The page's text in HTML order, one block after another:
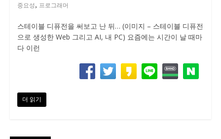
중요성 , 프로그래머
스테이블 디퓨전을 써보고 난 뒤… (이미지 – 스테이블 디퓨전
으로 생성한 Web 그리고 AI, 내 PC) 요즘에는 시간이 날 때마
다 이런
더 읽기